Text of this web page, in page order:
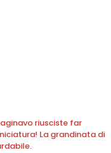
riusciste far
La grandinata di